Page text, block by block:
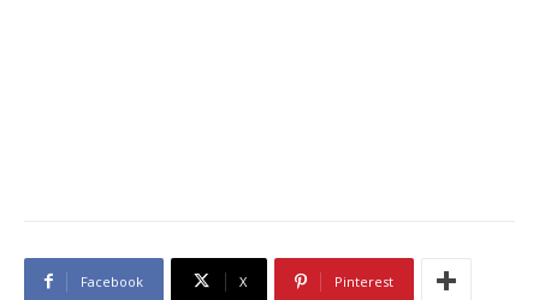
Facebook X Pinterest